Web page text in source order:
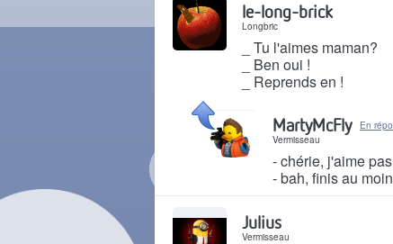
le-long-brick
Longbric
_ Tu l'aimes maman?
_ Ben oui !
_ Reprends en !
Il y a 2 mois
MartyMcFly
En
Vermisseau
- chérie, j'aime
- bah, finis au
Julius
Vermisseau